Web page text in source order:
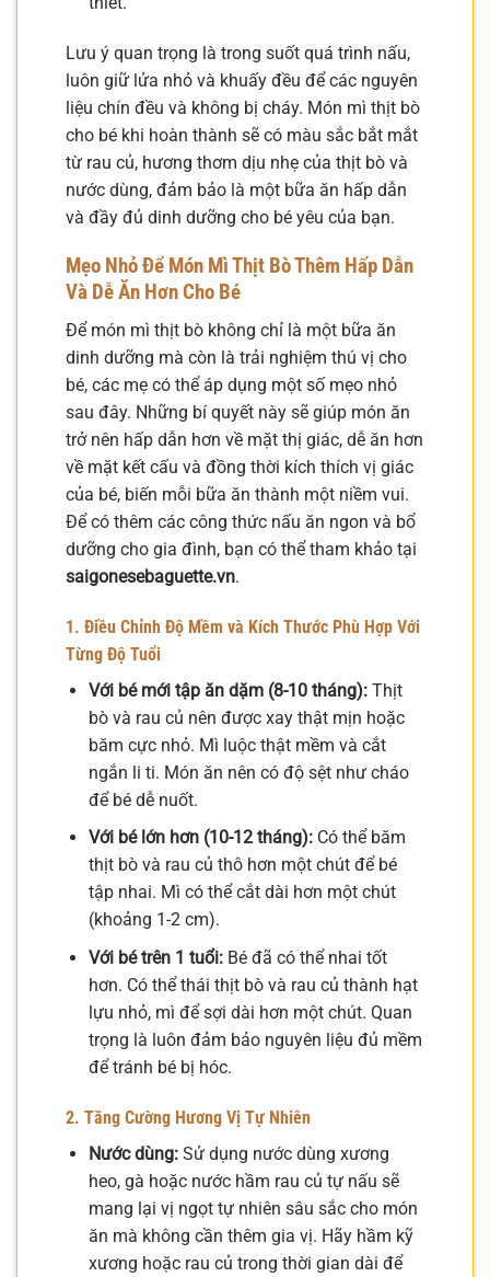
Lưu ý quan trọng là trong suốt quá trình nấu,
luôn giữ lửa nhỏ và khuấy đều để các nguyên
liệu chín đều và không bị cháy. Món mì thịt bò
cho bé khi hoàn thành sẽ có màu sắc bắt mắt
từ rau củ, hương thơm dịu nhẹ của thịt bò và
nước dùng, đảm bảo là một bữa ăn hấp dẫn
và đầy đủ dinh dưỡng cho bé yêu của bạn.
Mẹo Nhỏ Để Món Mì Thịt Bò Thêm Hấp Dẫn
Và Dễ Ăn Hơn Cho Bé
Để món mì thịt bò không chỉ là một bữa ăn
dinh dưỡng mà còn là trải nghiệm thú vị cho
bé, các mẹ có thể áp dụng một số mẹo nhỏ
sau đây. Những bí quyết này sẽ giúp món ăn
trở nên hấp dẫn hơn về mặt thị giác, dễ ăn hơn
về mặt kết cấu và đồng thời kích thích vị giác
của bé, biến mỗi bữa ăn thành một niềm vui.
Để có thêm các công thức nấu ăn ngon và bổ
dưỡng cho gia đình, bạn có thể tham khảo tại
saigonesebaguette.vn.
1. Điều Chỉnh Độ Mềm và Kích Thước Phù Hợp Với
Từng Độ Tuổi
Với bé mới tập ăn dặm (8-10 tháng):Thịt
bò và rau củ nên được xay thật mịn hoặc
băm cực nhỏ. Mì luộc thật mềm và cắt
ngắn li ti. Món ăn nên có độ sệt như cháo
để bé dễ nuốt.
Với bé lớn hơn (10-12 tháng):Có thể băm
thịt bò và rau củ thô hơn một chút để bé
tập nhai. Mì có thể cắt dài hơn một chút
(khoảng 1-2 cm).
Với bé trên 1 tuổi:Bé đã có thể nhai tốt
hơn. Có thể thái thịt bò và rau củ thành hạt
lựu nhỏ, mì để sợi dài hơn một chút. Quan
trọng là luôn đảm bảo nguyên liệu đủ mềm
để tránh bé bị hóc.
2. Tăng Cường Hương Vị Tự Nhiên
Nước dùng:Sử dụng nước dùng xương
heo, gà hoặc nước hầm rau củ tự nấu sẽ
mang lại vị ngọt tự nhiên sâu sắc cho món
ăn mà không cần thêm gia vị. Hãy hầm kỹ
xương hoặc rau củ trong thời gian dài để